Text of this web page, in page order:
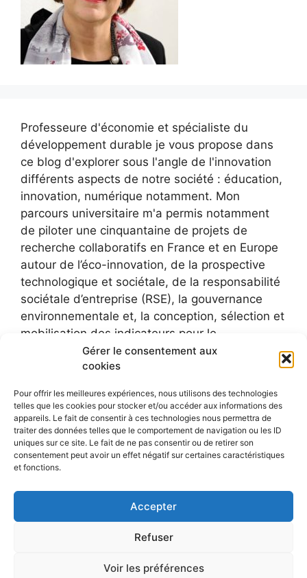
Gérer le consentement aux
cookies
Pour offrir les meilleures expériences, nous utilisons des technologies
telles que les cookies pour stocker et/ou accéder aux informations des
appareils. Le fait de consentir à ces technologies nous permettra de
traiter des données telles que le comportement de navigation ou les ID
uniques sur ce site. Le fait de ne pas consentir ou de retirer son
consentement peut avoir un effet négatif sur certaines caractéristiques
et fonctions.
Accepter
Refuser
Voir les préférences
Professeure d'économie et spécialiste du
développement durable je vous propose dans
ce blog d'explorer sous l'angle de l'innovation
différents aspects de notre société : éducation,
innovation, numérique notamment. Mon
parcours universitaire m'a permis notamment
de piloter une cinquantaine de projets de
recherche collaboratifs en France et en Europe
autour de l’éco-innovation, de la prospective
technologique et sociétale, de la responsabilité
sociétale d’entreprise (RSE), la gouvernance
environnementale et, la conception, sélection et
mobilisation des indicateurs pour le
développement durable.